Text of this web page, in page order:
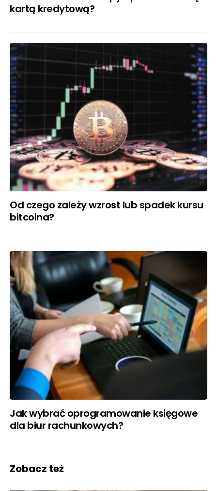
kartą kredytową?
Od czego zależy wzrost lub spadek kursu
bitcoina?
Jak wybrać oprogramowanie księgowe
dla biur rachunkowych?
Zobacz też